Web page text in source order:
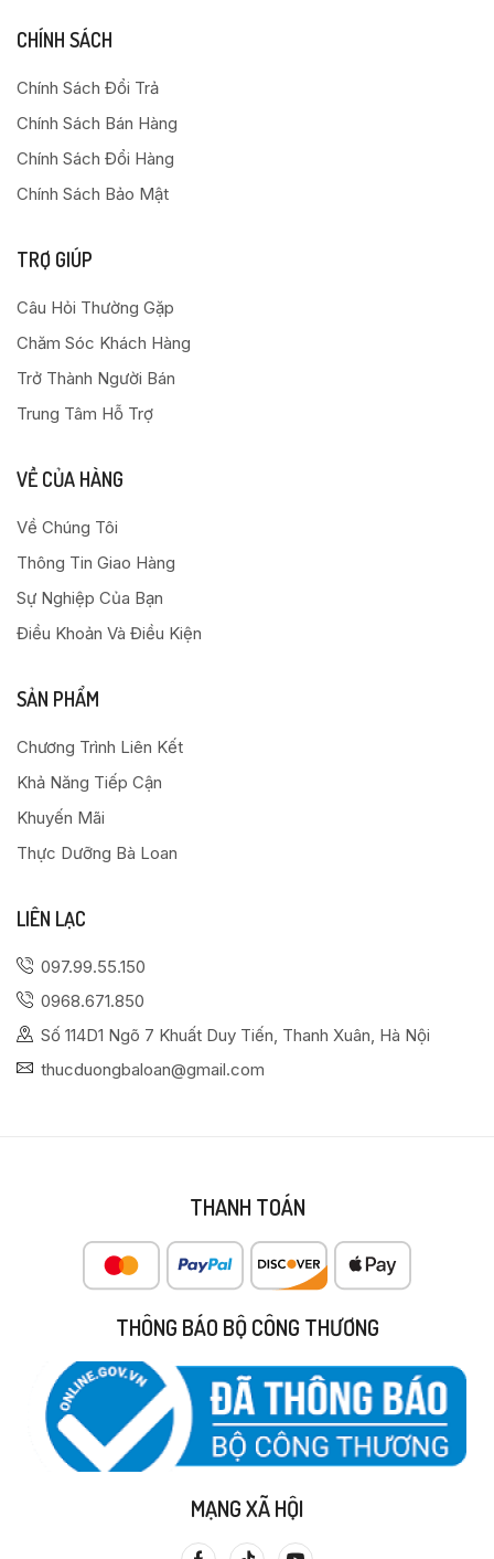
CHÍNH SÁCH
Chính Sách Đổi Trả
Chính Sách Bán Hàng
Chính Sách Đổi Hàng
Chính Sách Bảo Mật
TRỢ GIÚP
Câu Hỏi Thường Gặp
Chăm Sóc Khách Hàng
Trở Thành Người Bán
Trung Tâm Hỗ Trợ
VỀ CỦA HÀNG
Về Chúng Tôi
Thông Tin Giao Hàng
Sự Nghiệp Của Bạn
Điều Khoản Và Điều Kiện
SẢN PHẨM
Chương Trình Liên Kết
Khả Năng Tiếp Cận
Khuyến Mãi
Thực Dưỡng Bà Loan
LIÊN LẠC
097.99.55.150
0968.671.850
Số 114D1 Ngõ 7 Khuất Duy Tiến, Thanh Xuân, Hà Nội
thucduongbaloan@gmail.com
THANH TOÁN
THÔNG BÁO BỘ CÔNG THƯƠNG
MẠNG XÃ HỘI